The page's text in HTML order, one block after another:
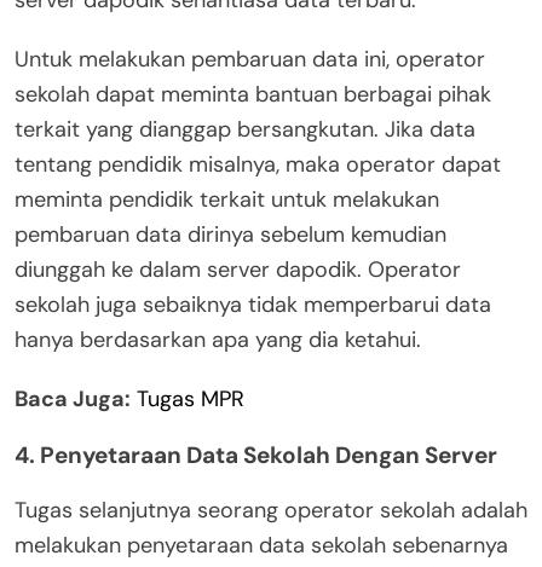
Untuk melakukan pembaruan data ini, operator
sekolah dapat meminta bantuan berbagai pihak
terkait yang dianggap bersangkutan. Jika data
tentang pendidik misalnya, maka operator dapat
meminta pendidik terkait untuk melakukan
pembaruan data dirinya sebelum kemudian
diunggah ke dalam server dapodik. Operator
sekolah juga sebaiknya tidak memperbarui data
hanya berdasarkan apa yang dia ketahui.
Baca Juga: Tugas MPR
4. Penyetaraan Data Sekolah Dengan Server
Tugas selanjutnya seorang operator sekolah adalah
melakukan penyetaraan data sekolah sebenarnya